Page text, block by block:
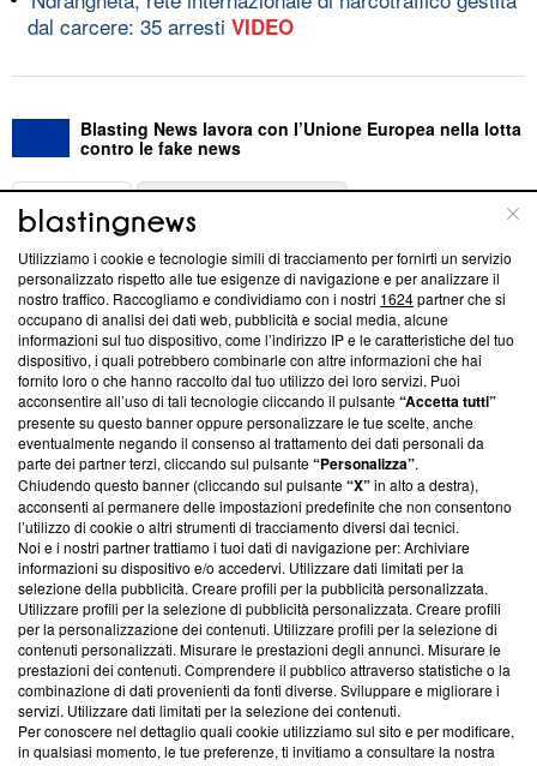
dal carcere: 35 arresti VIDEO
Blasting News lavora con l’Unione Europea nella lotta
contro le fake news
ABOUT
Questa sezione offre informazioni trasparenti su Blasting
News, sui nostri processi editoriali e su come ci impegniamo a
creare news di qualità. Inoltre, afferma la nostra aderenza a
‘Trust Project - News with Integrity’Blasting News non è
ancora membro del programma, ma ha richiesto di farne
parte; Trust Project non ha ancora effettuato una verifica di
conformità agli standard.
Su di noi
Team editoriale
Corporate
Redazione
Informativa Privacy
Cookie Policy
Blasting SA, IDI CHE-247.845.224, Via Carlo Frasca, 3 - 6900
Lugano (Svizzera) Tel:+39 0690258937
Utilizziamo i cookie e tecnologie simili di tracciamento per fornirti un servizio
personalizzato rispetto alle tue esigenze di navigazione e per analizzare il
nostro traffico. Raccogliamo e condividiamo con i nostri 1624partner che si
occupano di analisi dei dati web, pubblicità e social media, alcune
informazioni sul tuo dispositivo, come l’indirizzo IP e le caratteristiche del tuo
dispositivo, i quali potrebbero combinarle con altre informazioni che hai
fornito loro o che hanno raccolto dal tuo utilizzo dei loro servizi. Puoi
acconsentire all’uso di tali tecnologie cliccando il pulsante“Accetta tutti”
presente su questo banner oppure personalizzare le tue scelte, anche
eventualmente negando il consenso al trattamento dei dati personali da
parte dei partner terzi, cliccando sul pulsante“Personalizza”.
Chiudendo questo banner (cliccando sul pulsante“X”in alto a destra),
acconsenti al permanere delle impostazioni predefinite che non consentono
l’utilizzo di cookie o altri strumenti di tracciamento diversi dai tecnici.
Noi e i nostri partner trattiamo i tuoi dati di navigazione per: Archiviare
informazioni su dispositivo e/o accedervi. Utilizzare dati limitati per la
selezione della pubblicità. Creare profili per la pubblicità personalizzata.
Utilizzare profili per la selezione di pubblicità personalizzata. Creare profili
per la personalizzazione dei contenuti. Utilizzare profili per la selezione di
contenuti personalizzati. Misurare le prestazioni degli annunci. Misurare le
prestazioni dei contenuti. Comprendere il pubblico attraverso statistiche o la
combinazione di dati provenienti da fonti diverse. Sviluppare e migliorare i
servizi. Utilizzare dati limitati per la selezione dei contenuti.
Per conoscere nel dettaglio quali cookie utilizziamo sul sito e per modificare,
in qualsiasi momento, le tue preferenze, ti invitiamo a consultare la nostra